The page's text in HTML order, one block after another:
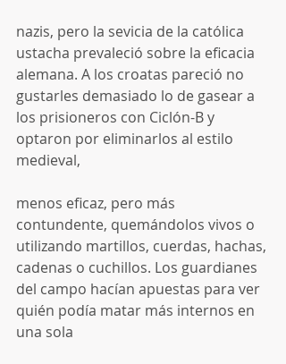
nazis, pero la sevicia de la católica
ustacha prevaleció sobre la eficacia
alemana. A los croatas pareció no
gustarles demasiado lo de gasear a
los prisioneros con Ciclón-B y
optaron por eliminarlos al estilo
medieval,
menos eficaz, pero más
contundente, quemándolos vivos o
utilizando martillos, cuerdas, hachas,
cadenas o cuchillos. Los guardianes
del campo hacían apuestas para ver
quién podía matar más internos en
una sola